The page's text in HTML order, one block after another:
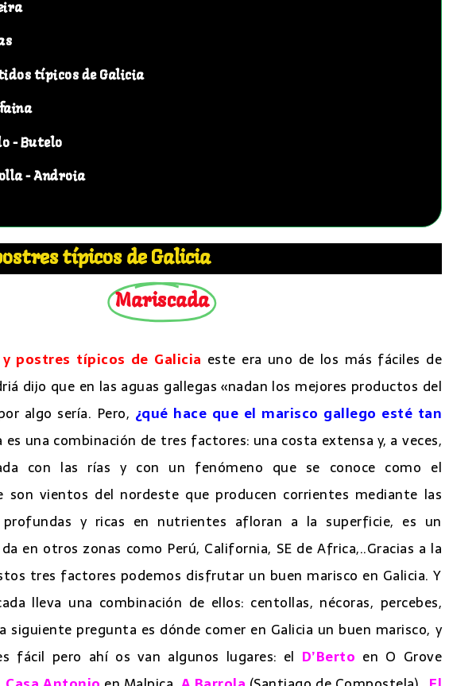
típicos de Galicia
- Butelo
- Androia
típicos de Galicia
Mariscada
postres típicos de Galicia este era uno de los más fáciles de
dijo que en las aguas gallegas «nadan los mejores productos del
algo sería. Pero, ¿qué hace que el marisco gallego esté tan
es una combinación de tres factores: una costa extensa y, a veces,
con las rías y con un fenómeno que se conoce como el
son vientos del nordeste que producen corrientes mediante las
profundas y ricas en nutrientes afloran a la superficie, es un
en otros zonas como Perú, California, SE de Africa,..Gracias a la
tres factores podemos disfrutar un buen marisco en Galicia. Y
lleva una combinación de ellos: centollas, nécoras, percebes,
siguiente pregunta es dónde comer en Galicia un buen marisco, y
fácil pero ahí os van algunos lugares: el D’Berto en O Grove